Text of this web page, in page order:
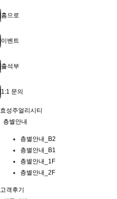
홈으로
이벤트
출석부
1:1 문의
효성주얼리시티
층별안내
층별안내_B2
층별안내_B1
층별안내_1F
층별안내_2F
고객후기